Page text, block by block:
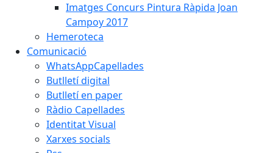
Imatges Concurs Pintura Ràpida Joan
Campoy 2017
Hemeroteca
Comunicació
WhatsAppCapellades
Butlletí digital
Butlletí en paper
Ràdio Capellades
Identitat Visual
Xarxes socials